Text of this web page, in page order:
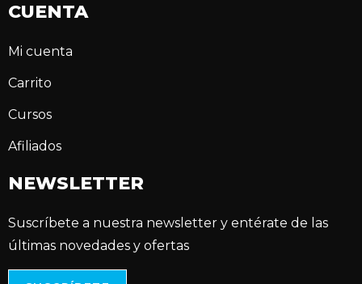
CUENTA
Mi cuenta
Carrito
Cursos
Afiliados
NEWSLETTER
Suscríbete a nuestra newsletter y entérate de las
últimas novedades y ofertas